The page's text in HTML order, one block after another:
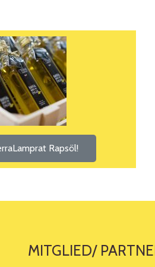
Rapsöl!
MITGLIED/